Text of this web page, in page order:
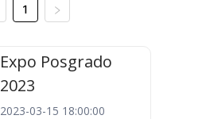
1
Expo Posgrado
2023
2023-03-15 18:00:00